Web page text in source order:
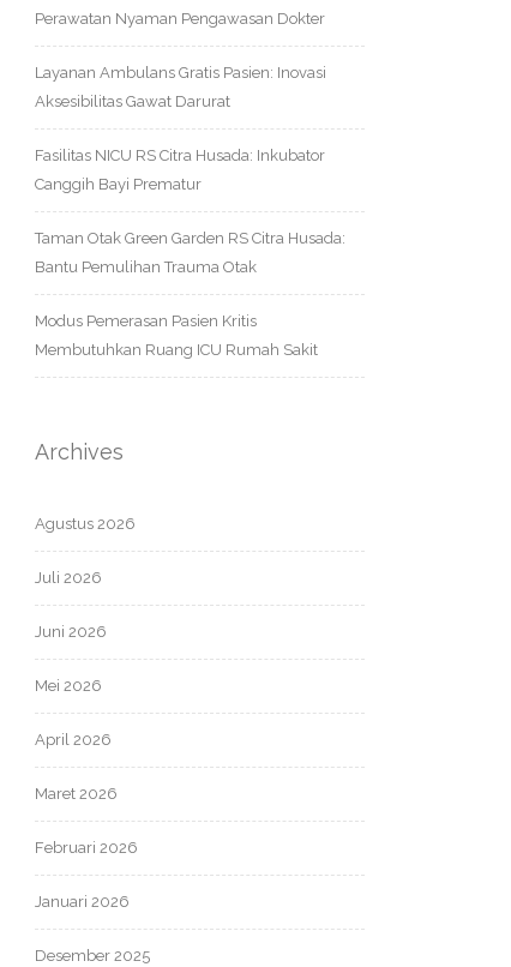
Perawatan Nyaman Pengawasan Dokter
Layanan Ambulans Gratis Pasien: Inovasi
Aksesibilitas Gawat Darurat
Fasilitas NICU RS Citra Husada: Inkubator
Canggih Bayi Prematur
Taman Otak Green Garden RS Citra Husada:
Bantu Pemulihan Trauma Otak
Modus Pemerasan Pasien Kritis
Membutuhkan Ruang ICU Rumah Sakit
Archives
Agustus 2026
Juli 2026
Juni 2026
Mei 2026
April 2026
Maret 2026
Februari 2026
Januari 2026
Desember 2025